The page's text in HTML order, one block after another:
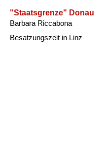
"Staatsgrenze" Donau
Barbara Riccabona
Besatzungszeit in Linz